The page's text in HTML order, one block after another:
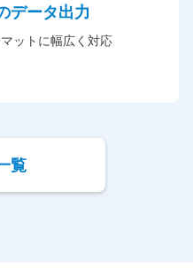
データ出力
ットに幅広く対応
覧